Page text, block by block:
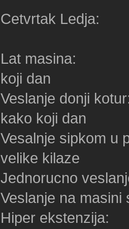
Cetvrtak Ledja:
Lat masina:
koji dan
Veslanje donji
kako koji dan
Vesalnje sipkom u
velike kilaze
Jednorucno
Veslanje na
Hiper